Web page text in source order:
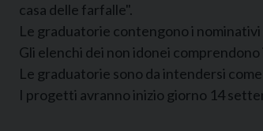
casa delle farfalle".
Le graduatorie contengono i
Gli elenchi dei non idonei
Le graduatorie sono da intendersi
I progetti avranno inizio giorno 14